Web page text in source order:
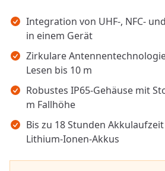
Wichtigste Erkenntnisse
Integration von UHF-, NFC-
in einem Gerät
Zirkulare
Lesen bis 10 m
Robustes IP65-Gehäuse mit
m Fallhöhe
Bis zu 18 Stunden
Lithium-Ionen-Akkus